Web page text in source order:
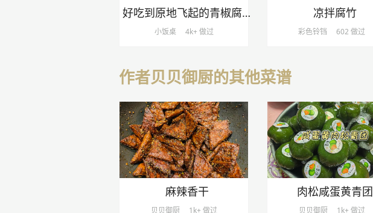
好吃到原地飞起的青椒腐竹
小饭桌 4k+ 做过
凉拌腐竹
彩色铃铛 602 做过
作者贝贝御厨的其他菜谱
麻辣香干
贝贝御厨 1k+ 做过
肉松咸蛋黄青团
贝贝御厨 1k+ 做过